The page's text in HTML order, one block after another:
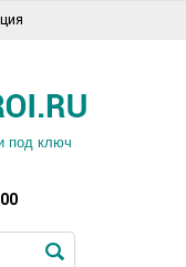
под ключ